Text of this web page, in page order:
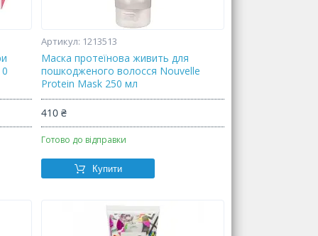
1213513
Маска протеїнова живить для
пошкодженого волосся Nouvelle
Protein Mask 250 мл
410 ₴
Готово до відправки
Купити